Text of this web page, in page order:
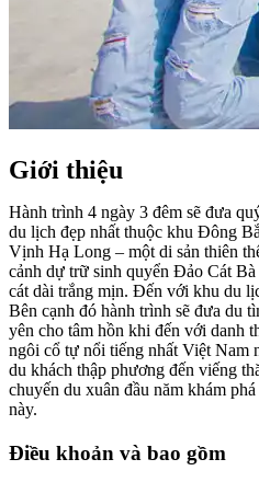
Giới thiệu
Hành trình 4 ngày 3 đêm sẽ đưa
du lịch đẹp nhất thuộc khu Đông
Vịnh Hạ Long – một di sản thiên
cảnh dự trữ sinh quyển Đảo Cát
cát dài trắng mịn. Đến với khu du
Bên cạnh đó hành trình sẽ đưa du
yên cho tâm hồn khi đến với danh
ngôi cổ tự nổi tiếng nhất Việt Nam
du khách thập phương đến viếng
chuyến du xuân đầu năm khám
này.
Điều khoản và bao gồm